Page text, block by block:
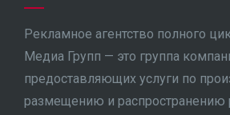
Рекламное агентство полного
Медиа Групп — это группа
предоставляющих услуги по
размещению и